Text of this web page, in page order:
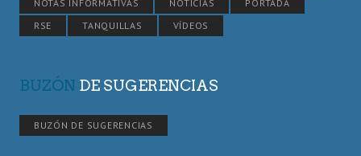
NOTAS INFORMATIVAS
NOTICIAS
PORTADA
RSE
TANQUILLAS VÍDEOS
BUZÓN DE SUGERENCIAS
BUZÓN DE SUGERENCIAS